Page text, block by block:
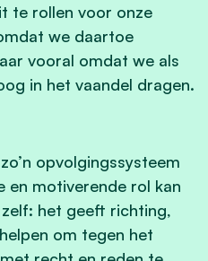
te rollen voor onze
we daartoe
vooral omdat we als
in het vaandel dragen.
opvolgingssysteem
en motiverende rol kan
het geeft richting,
om tegen het